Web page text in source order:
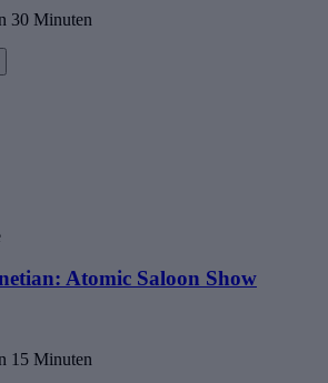
30 Minuten
Atomic Saloon Show
15 Minuten